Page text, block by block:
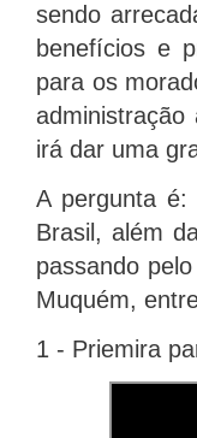
sendo
benefícios e
para os
irá dar uma
A pergunta é:
Brasil, além
passando
Muquém,
1 - Priemira